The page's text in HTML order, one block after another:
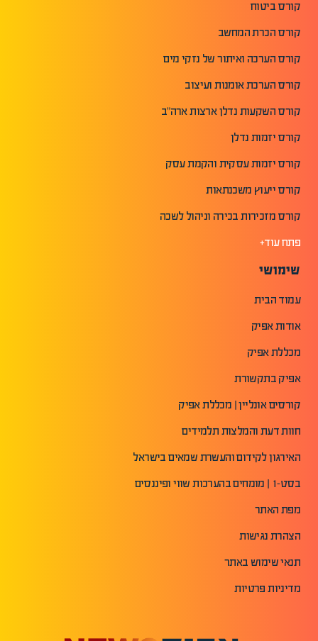
קורס ביטוח
קורס הכרת המחשב
קורס הערכה ואיתור של נזקי מים
קורס הערכת אומנות ועיצוב
קורס השקעות נדלן ארצות ארה"ב
קורס יזמות נדלן
קורס יזמות עסקית והקמת עסק
קורס ייעוץ משכנתאות
קורס מזכירות בכירה וניהול לשכה
פתח עוד+
שימושי
עמוד הבית
אודות אפיק
מכללת אפיק
אפיק בתקשורת
קורסים אונליין | מכללת אפיק
חוות דעת והמלצות תלמידים
האירגון לקידום והעשרת שמאים בישראל
בסט-1 | מומחים בהערכות שווי ופיננסים
מפת האתר
הצהרת נגישות
תנאי שימוש באתר
מדיניות פרטיות